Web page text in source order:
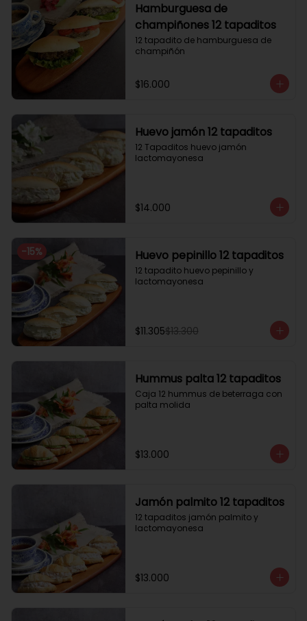
Hamburguesa de
champiñones 12 tapaditos
12 tapadito de hamburguesa de
champiñón
$16.000
Huevo jamón 12 tapaditos
12 Tapaditos huevo jamón
lactomayonesa
$14.000
-15% Huevo pepinillo 12 tapaditos
12 tapadito huevo pepinillo y
lactomayonesa
$11.305$13.300
Hummus palta 12 tapaditos
Caja 12 hummus de beterraga con
palta molida
$13.000
Jamón palmito 12 tapaditos
12 tapaditos jamón palmito y
lactomayonesa
$13.000